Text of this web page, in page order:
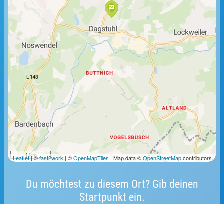
Du möchtest zu diesem Ort? Gib deinen
Startpunkt ein.
1 km
Leaflet| ©fast2work | ©OpenMapTiles | Map data ©OpenStreetMapcontributors.